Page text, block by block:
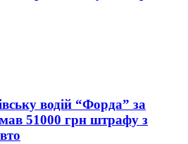
водій “Форда” за
51000 грн штрафу з